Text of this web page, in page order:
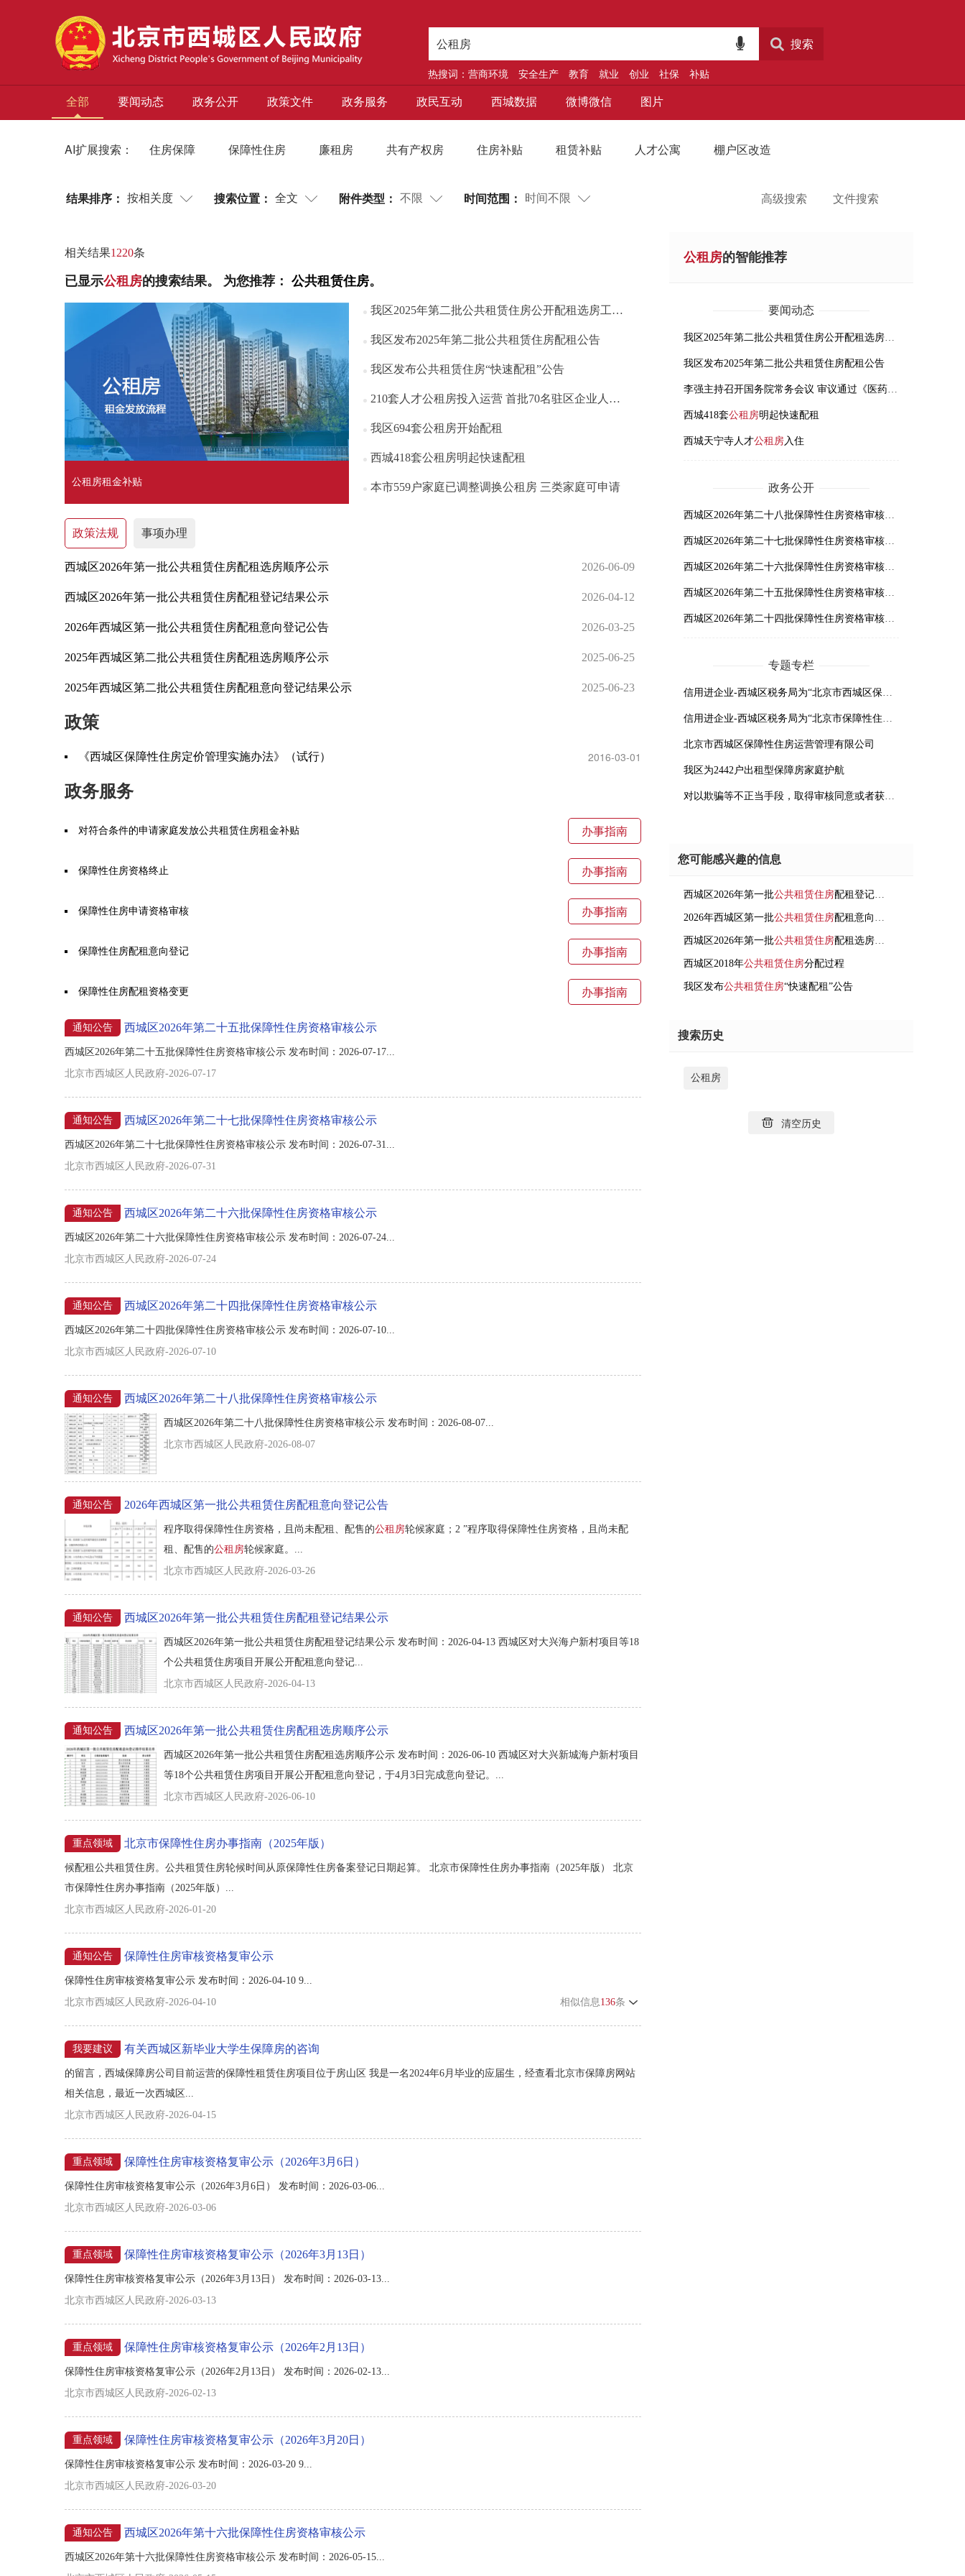
搜索
热搜词： 营商环境 安全生产 教育 就业 创业 社保 补贴
全部 要闻动态 政务公开 政策文件 政务服务 政民互动 西城数据 微博微信 图片
AI扩展搜索： 住房保障 保障性住房 廉租房 共有产权房 住房补贴 租赁补贴 人才公寓 棚户区改造
结果排序： 按相关度 搜索位置： 全文 附件类型： 不限 时间范围： 时间不限 高级搜索 文件搜索
相关结果1220条
已显示公租房的搜索结果。 为您推荐： 公共租赁住房。
公租房租金补贴
我区2025年第二批公共租赁住房公开配租选房工作顺利完成
我区发布2025年第二批公共租赁住房配租公告
我区发布公共租赁住房“快速配租”公告
210套人才公租房投入运营 首批70名驻区企业人才陆续入住西城“新居”
我区694套公租房开始配租
西城418套公租房明起快速配租
本市559户家庭已调整调换公租房 三类家庭可申请
政策法规 事项办理
西城区2026年第一批公共租赁住房配租选房顺序公示 2026-06-09
西城区2026年第一批公共租赁住房配租登记结果公示 2026-04-12
2026年西城区第一批公共租赁住房配租意向登记公告 2026-03-25
2025年西城区第二批公共租赁住房配租选房顺序公示 2025-06-25
2025年西城区第二批公共租赁住房配租意向登记结果公示 2025-06-23
政策
《西城区保障性住房定价管理实施办法》（试行） 2016-03-01
政务服务
对符合条件的申请家庭发放公共租赁住房租金补贴 办事指南
保障性住房资格终止 办事指南
保障性住房申请资格审核 办事指南
保障性住房配租意向登记 办事指南
保障性住房配租资格变更 办事指南
通知公告 西城区2026年第二十五批保障性住房资格审核公示
西城区2026年第二十五批保障性住房资格审核公示 发布时间：2026-07-17...
北京市西城区人民政府-2026-07-17
通知公告 西城区2026年第二十七批保障性住房资格审核公示
西城区2026年第二十七批保障性住房资格审核公示 发布时间：2026-07-31...
北京市西城区人民政府-2026-07-31
通知公告 西城区2026年第二十六批保障性住房资格审核公示
西城区2026年第二十六批保障性住房资格审核公示 发布时间：2026-07-24...
北京市西城区人民政府-2026-07-24
通知公告 西城区2026年第二十四批保障性住房资格审核公示
西城区2026年第二十四批保障性住房资格审核公示 发布时间：2026-07-10...
北京市西城区人民政府-2026-07-10
通知公告 西城区2026年第二十八批保障性住房资格审核公示
西城区2026年第二十八批保障性住房资格审核公示 发布时间：2026-08-07...
北京市西城区人民政府-2026-08-07
通知公告 2026年西城区第一批公共租赁住房配租意向登记公告
程序取得保障性住房资格，且尚未配租、配售的公租房轮候家庭；2 ”程序取得保障性住房资格，且尚未配
租、配售的公租房轮候家庭。...
北京市西城区人民政府-2026-03-26
通知公告 西城区2026年第一批公共租赁住房配租登记结果公示
西城区2026年第一批公共租赁住房配租登记结果公示 发布时间：2026-04-13 西城区对大兴海户新村项目等18
个公共租赁住房项目开展公开配租意向登记...
北京市西城区人民政府-2026-04-13
通知公告 西城区2026年第一批公共租赁住房配租选房顺序公示
西城区2026年第一批公共租赁住房配租选房顺序公示 发布时间：2026-06-10 西城区对大兴新城海户新村项目
等18个公共租赁住房项目开展公开配租意向登记，于4月3日完成意向登记。...
北京市西城区人民政府-2026-06-10
重点领域 北京市保障性住房办事指南（2025年版）
候配租公共租赁住房。公共租赁住房轮候时间从原保障性住房备案登记日期起算。 北京市保障性住房办事指南（2025年版） 北京
市保障性住房办事指南（2025年版）...
北京市西城区人民政府-2026-01-20
通知公告 保障性住房审核资格复审公示
保障性住房审核资格复审公示 发布时间：2026-04-10 9...
北京市西城区人民政府-2026-04-10
相似信息136条
我要建议 有关西城区新毕业大学生保障房的咨询
的留言，西城保障房公司目前运营的保障性租赁住房项目位于房山区 我是一名2024年6月毕业的应届生，经查看北京市保障房网站
相关信息，最近一次西城区...
北京市西城区人民政府-2026-04-15
重点领域 保障性住房审核资格复审公示（2026年3月6日）
保障性住房审核资格复审公示（2026年3月6日） 发布时间：2026-03-06...
北京市西城区人民政府-2026-03-06
重点领域 保障性住房审核资格复审公示（2026年3月13日）
保障性住房审核资格复审公示（2026年3月13日） 发布时间：2026-03-13...
北京市西城区人民政府-2026-03-13
重点领域 保障性住房审核资格复审公示（2026年2月13日）
保障性住房审核资格复审公示（2026年2月13日） 发布时间：2026-02-13...
北京市西城区人民政府-2026-02-13
重点领域 保障性住房审核资格复审公示（2026年3月20日）
保障性住房审核资格复审公示 发布时间：2026-03-20 9...
北京市西城区人民政府-2026-03-20
通知公告 西城区2026年第十六批保障性住房资格审核公示
西城区2026年第十六批保障性住房资格审核公示 发布时间：2026-05-15...
公租房的智能推荐
要闻动态
我区2025年第二批公共租赁住房公开配租选房工作顺利完成
我区发布2025年第二批公共租赁住房配租公告
李强主持召开国务院常务会议 审议通过《医药工业高质量发展行动计划（2023－2025年）》《医疗装备产业高质量发展行动计划（2023－2025年）》和《关于规划建设保障性住房的指导意见》
西城418套公租房明起快速配租
西城天宁寺人才公租房入住
政务公开
西城区2026年第二十八批保障性住房资格审核公示
西城区2026年第二十七批保障性住房资格审核公示
西城区2026年第二十六批保障性住房资格审核公示
西城区2026年第二十五批保障性住房资格审核公示
西城区2026年第二十四批保障性住房资格审核公示
专题专栏
信用进企业-西城区税务局为“北京市西城区保障性住房运营管理有限公司”讲解诚信纳税知识
信用进企业-西城区税务局为“北京市保障性住房建设投资中心”颁发A级纳税人称号
北京市西城区保障性住房运营管理有限公司
我区为2442户出租型保障房家庭护航
对以欺骗等不正当手段，取得审核同意或者获得廉租住房保障的行为进行处罚
您可能感兴趣的信息
西城区2026年第一批公共租赁住房配租登记结果公示
2026年西城区第一批公共租赁住房配租意向登记公告
西城区2026年第一批公共租赁住房配租选房顺序公示
西城区2018年公共租赁住房分配过程
我区发布公共租赁住房“快速配租”公告
搜索历史
公租房
清空历史